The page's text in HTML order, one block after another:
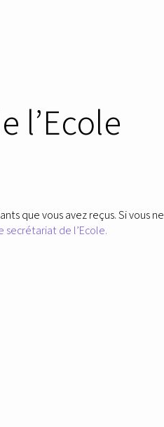
l’Ecole
que vous avez reçus. Si vous ne
secrétariat de l’Ecole.